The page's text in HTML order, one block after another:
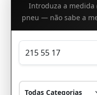
Introduza a medida
pneu — não sabe a